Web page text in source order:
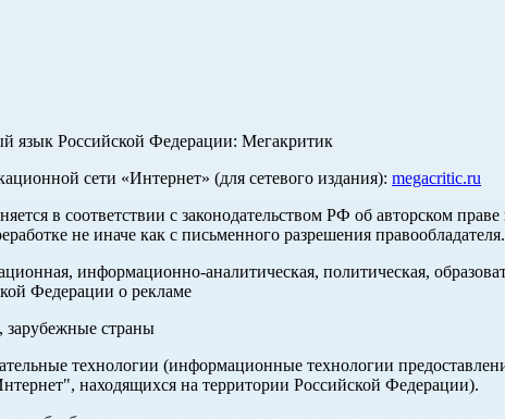
язык Российской Федерации: Мегакритик
сети «Интернет» (для сетевого издания): megacritic.ru
в соответствии с законодательством РФ об авторском
не иначе как с письменного разрешения правообладателя.
информационно-аналитическая, политическая,
Федерации о рекламе
зарубежные страны
технологии (информационные технологии
находящихся на территории Российской Федерации).